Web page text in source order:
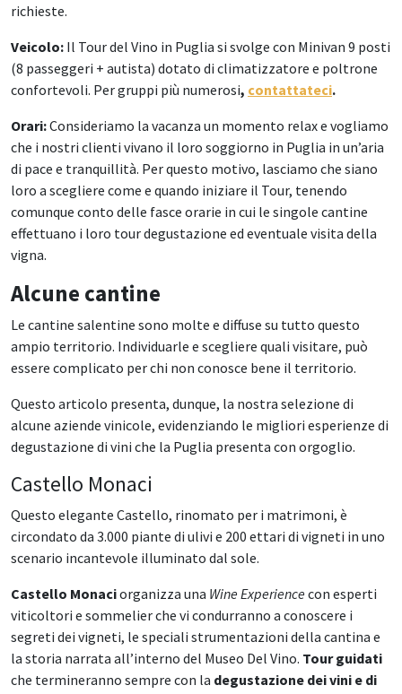
richieste.
Veicolo: Il Tour del Vino in Puglia si svolge con Minivan 9 posti
(8 passeggeri + autista) dotato di climatizzatore e poltrone
confortevoli. Per gruppi più numerosi, contattateci.
Orari:Consideriamo la vacanza un momento relax e vogliamo
che i nostri clienti vivano il loro soggiorno in Puglia in un’aria
di pace e tranquillità. Per questo motivo, lasciamo che siano
loro a scegliere come e quando iniziare il Tour, tenendo
comunque conto delle fasce orarie in cui le singole cantine
effettuano i loro tour degustazione ed eventuale visita della
vigna.
Alcune cantine
Le cantine salentine sono molte e diffuse su tutto questo
ampio territorio. Individuarle e scegliere quali visitare, può
essere complicato per chi non conosce bene il territorio.
Questo articolo presenta, dunque, la nostra selezione di
alcune aziende vinicole, evidenziando le migliori esperienze di
degustazione di vini che la Puglia presenta con orgoglio.
Castello Monaci
Questo elegante Castello, rinomato per i matrimoni, è
circondato da 3.000 piante di ulivi e 200 ettari di vigneti in uno
scenario incantevole illuminato dal sole.
Castello Monaciorganizza una Wine Experiencecon esperti
viticoltori e sommelier che vi condurranno a conoscere i
segreti dei vigneti, le speciali strumentazioni della cantina e
la storia narrata all’interno del Museo Del Vino. Tour guidati
che termineranno sempre con la degustazione dei vini e di